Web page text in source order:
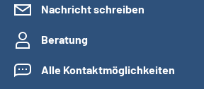
Nachricht schreiben
Beratung
Alle Kontaktmöglichkeiten